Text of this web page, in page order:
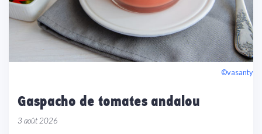
©vasanty
Gaspacho de tomates andalou
3 août 2026